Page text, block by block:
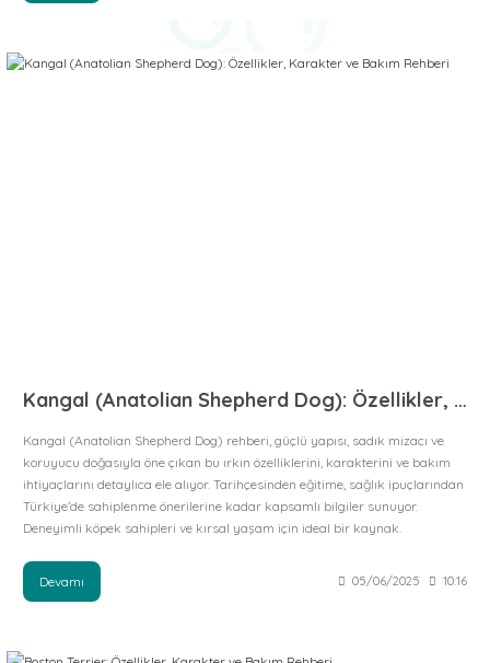
Kangal (Anatolian Shepherd Dog): Özellikler, Karakter ve Bakım Rehberi
Kangal (Anatolian Shepherd Dog) rehberi, güçlü yapısı, sadık mizacı ve
koruyucu doğasıyla öne çıkan bu ırkın özelliklerini, karakterini ve bakım
ihtiyaçlarını detaylıca ele alıyor. Tarihçesinden eğitime, sağlık ipuçlarından
Türkiye’de sahiplenme önerilerine kadar kapsamlı bilgiler sunuyor.
Deneyimli köpek sahipleri ve kırsal yaşam için ideal bir kaynak.
Devamı 05/06/2025 10:16